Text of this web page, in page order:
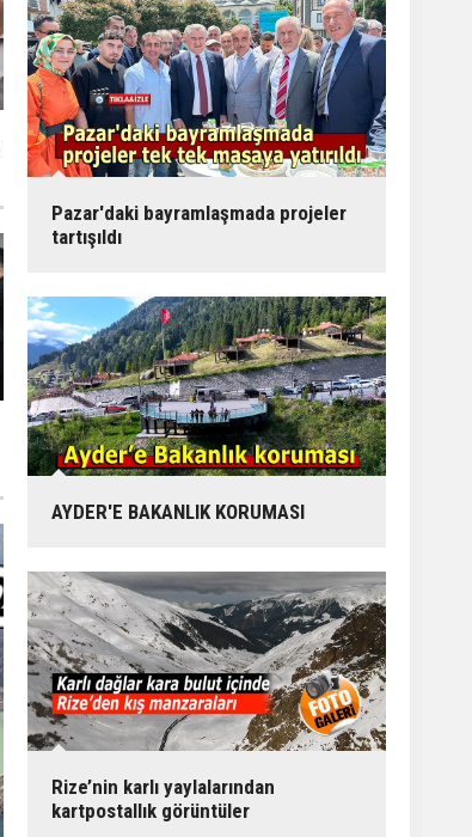
Pazar'daki bayramlaşmada projeler
tartışıldı
AYDER'E BAKANLIK KORUMASI
Rize’nin karlı yaylalarından
kartpostallık görüntüler